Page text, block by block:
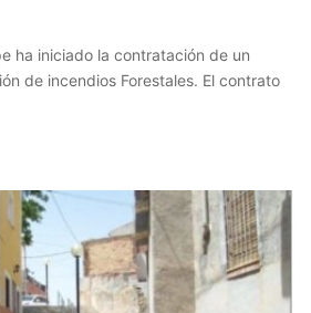
ha iniciado la contratación de un
de incendios Forestales. El contrato